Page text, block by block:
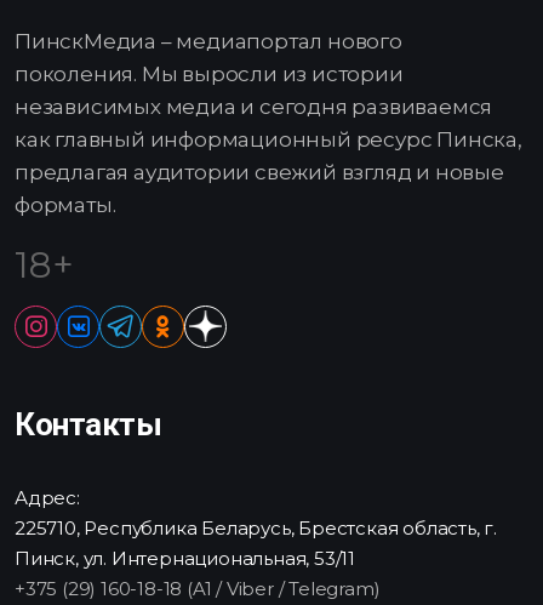
ПинскМедиа – медиапортал нового
поколения. Мы выросли из истории
независимых медиа и сегодня развиваемся
как главный информационный ресурс Пинска,
предлагая аудитории свежий взгляд и новые
форматы.
18+
Контакты
Адрес:
225710, Республика Беларусь, Брестская область, г.
Пинск, ул. Интернациональная, 53/11
+375 (29) 160-18-18 (A1 / Viber / Telegram)